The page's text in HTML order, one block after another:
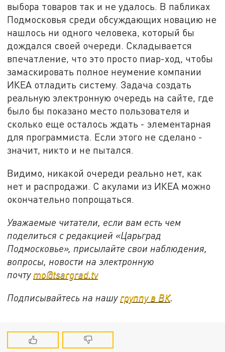
выбора товаров так и не удалось. В пабликах
Подмосковья среди обсуждающих новацию не
нашлось ни одного человека, который бы
дождался своей очереди. Складывается
впечатление, что это просто пиар-ход, чтобы
замаскировать полное неумение компании
ИКЕА отладить систему. Задача создать
реальную электронную очередь на сайте, где
было бы показано место пользователя и
сколько еще осталось ждать - элементарная
для программиста. Если этого не сделано -
значит, никто и не пытался.
Видимо, никакой очереди реально нет, как
нет и распродажи. С акулами из ИКЕА можно
окончательно попрощаться.
Уважаемые читатели, если вам есть чем
поделиться с редакцией «Царьград
Подмосковье», присылайте свои наблюдения,
вопросы, новости на электронную
почту mo@tsargrad.tv
Подписывайтесь на нашу группу в ВК.